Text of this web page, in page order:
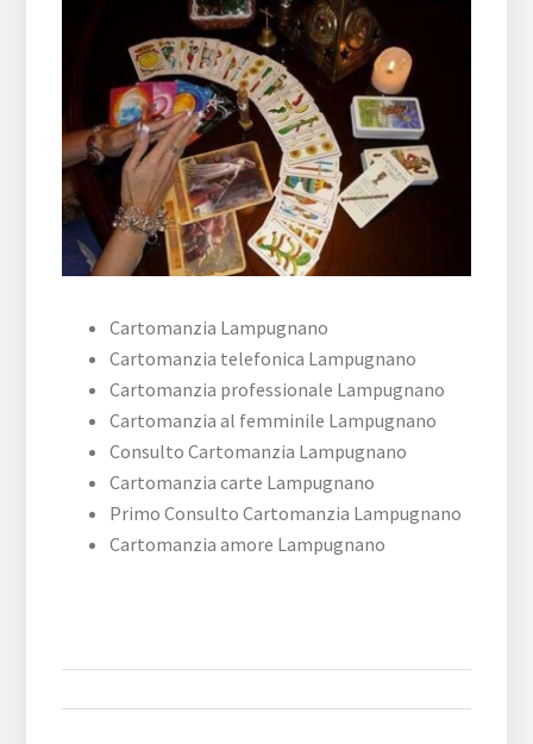
Cartomanzia Lampugnano
Cartomanzia telefonica Lampugnano
Cartomanzia professionale Lampugnano
Cartomanzia al femminile Lampugnano
Consulto Cartomanzia Lampugnano
Cartomanzia carte Lampugnano
Primo Consulto Cartomanzia Lampugnano
Cartomanzia amore Lampugnano